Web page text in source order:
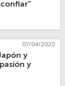
07/04/2020
y
y